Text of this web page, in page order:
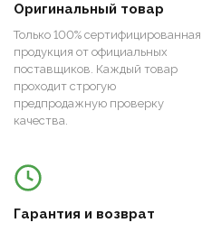
Оригинальный товар
Только 100% сертифицированная
продукция от официальных
поставщиков. Каждый товар
проходит строгую
предпродажную проверку
качества.
Гарантия и возврат